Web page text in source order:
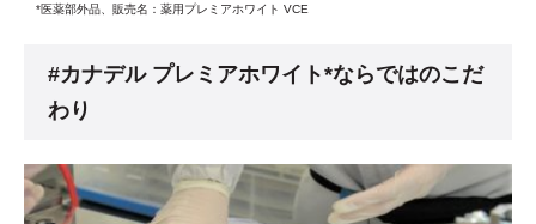
*医薬部外品、販売名：薬用プレミアホワイト VCE
#カナデル プレミアホワイト*ならではのこだ
わり